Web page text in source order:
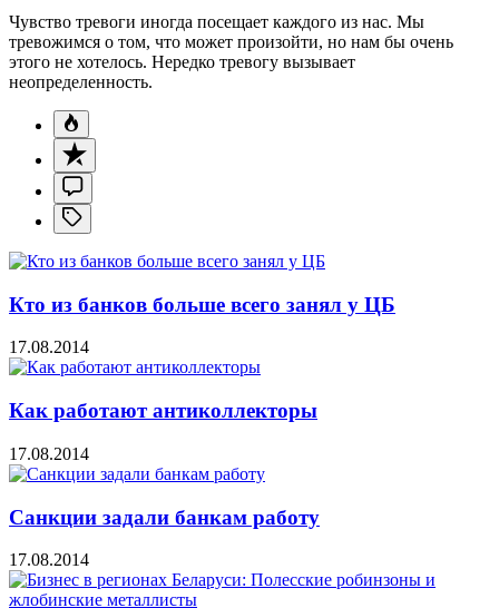
Чувство тревоги иногда посещает каждого из нас. Мы
тревожимся о том, что может произойти, но нам бы очень
этого не хотелось. Нередко тревогу вызывает
неопределенность.
Кто из банков больше всего занял у ЦБ
17.08.2014
Как работают антиколлекторы
17.08.2014
Санкции задали банкам работу
17.08.2014